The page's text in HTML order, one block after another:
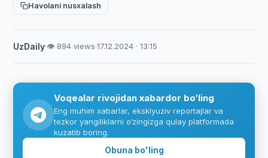
Havolani nusxalash
UzDaily·👁 894 views·17.12.2024 · 13:15
Voqealar rivojidan xabardor bo‘ling
Eng muhim xabarlar, eksklyuziv reportajlar va
tezkor yangiliklarni o‘zingizga qulay platformada
kuzatib boring.
Obuna bo'ling